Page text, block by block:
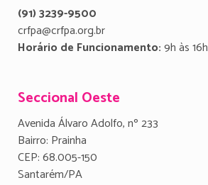
(91) 3239-9500
crfpa@crfpa.org.br
Horário de Funcionamento:9h às 16h
Seccional Oeste
Avenida Álvaro Adolfo, nº 233
Bairro: Prainha
CEP: 68.005-150
Santarém/PA